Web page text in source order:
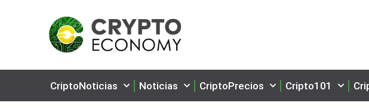
CriptoNoticias Noticias CriptoPrecios Cripto101